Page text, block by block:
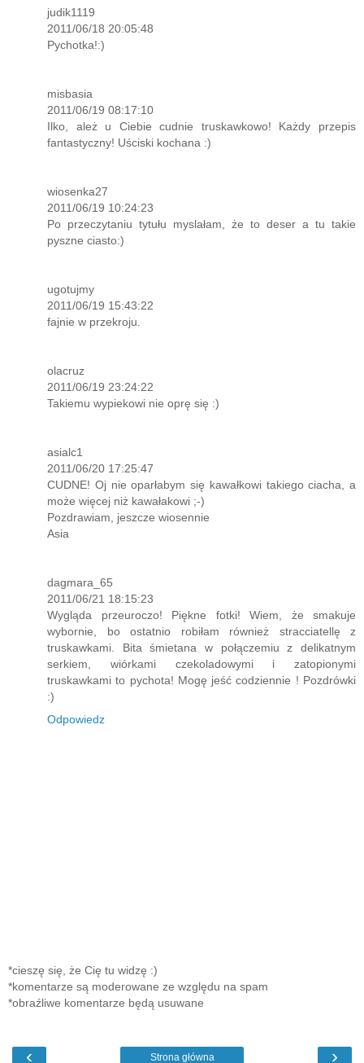
judik1119
2011/06/18 20:05:48
Pychotka!:)
misbasia
2011/06/19 08:17:10
Ilko, ależ u Ciebie cudnie truskawkowo! Każdy przepis
fantastyczny! Uściski kochana :)
wiosenka27
2011/06/19 10:24:23
Po przeczytaniu tytułu myslałam, że to deser a tu takie
pyszne ciasto:)
ugotujmy
2011/06/19 15:43:22
fajnie w przekroju.
olacruz
2011/06/19 23:24:22
Takiemu wypiekowi nie oprę się :)
asialc1
2011/06/20 17:25:47
CUDNE! Oj nie oparłabym się kawałkowi takiego ciacha, a
może więcej niż kawałakowi ;-)
Pozdrawiam, jeszcze wiosennie
Asia
dagmara_65
2011/06/21 18:15:23
Wygląda przeuroczo! Piękne fotki! Wiem, że smakuje
wybornie, bo ostatnio robiłam również stracciatellę z
truskawkami. Bita śmietana w połączemiu z delikatnym
serkiem, wiórkami czekoladowymi i zatopionymi
truskawkami to pychota! Mogę jeść codziennie ! Pozdrówki
:)
Odpowiedz
*cieszę się, że Cię tu widzę :)
*komentarze są moderowane ze względu na spam
*obraźliwe komentarze będą usuwane
‹ ›
Strona główna